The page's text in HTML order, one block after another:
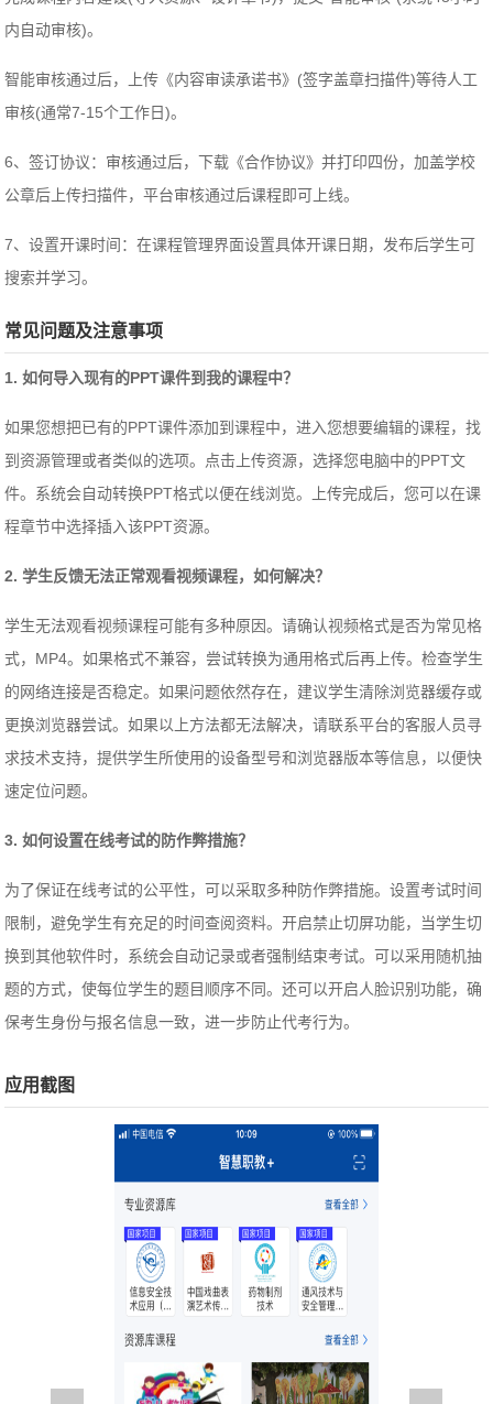
内自动审核)。
智能审核通过后，上传《内容审读承诺书》(签字盖章扫描件)等待人工
审核(通常7-15个工作日)。
6、签订协议：审核通过后，下载《合作协议》并打印四份，加盖学校
公章后上传扫描件，平台审核通过后课程即可上线。
7、设置开课时间：在课程管理界面设置具体开课日期，发布后学生可
搜索并学习。
常见问题及注意事项
1. 如何导入现有的PPT课件到我的课程中？
如果您想把已有的PPT课件添加到课程中，进入您想要编辑的课程，找
到资源管理或者类似的选项。点击上传资源，选择您电脑中的PPT文
件。系统会自动转换PPT格式以便在线浏览。上传完成后，您可以在课
程章节中选择插入该PPT资源。
2. 学生反馈无法正常观看视频课程，如何解决？
学生无法观看视频课程可能有多种原因。请确认视频格式是否为常见格
式，MP4。如果格式不兼容，尝试转换为通用格式后再上传。检查学生
的网络连接是否稳定。如果问题依然存在，建议学生清除浏览器缓存或
更换浏览器尝试。如果以上方法都无法解决，请联系平台的客服人员寻
求技术支持，提供学生所使用的设备型号和浏览器版本等信息，以便快
速定位问题。
3. 如何设置在线考试的防作弊措施？
为了保证在线考试的公平性，可以采取多种防作弊措施。设置考试时间
限制，避免学生有充足的时间查阅资料。开启禁止切屏功能，当学生切
换到其他软件时，系统会自动记录或者强制结束考试。可以采用随机抽
题的方式，使每位学生的题目顺序不同。还可以开启人脸识别功能，确
保考生身份与报名信息一致，进一步防止代考行为。
应用截图